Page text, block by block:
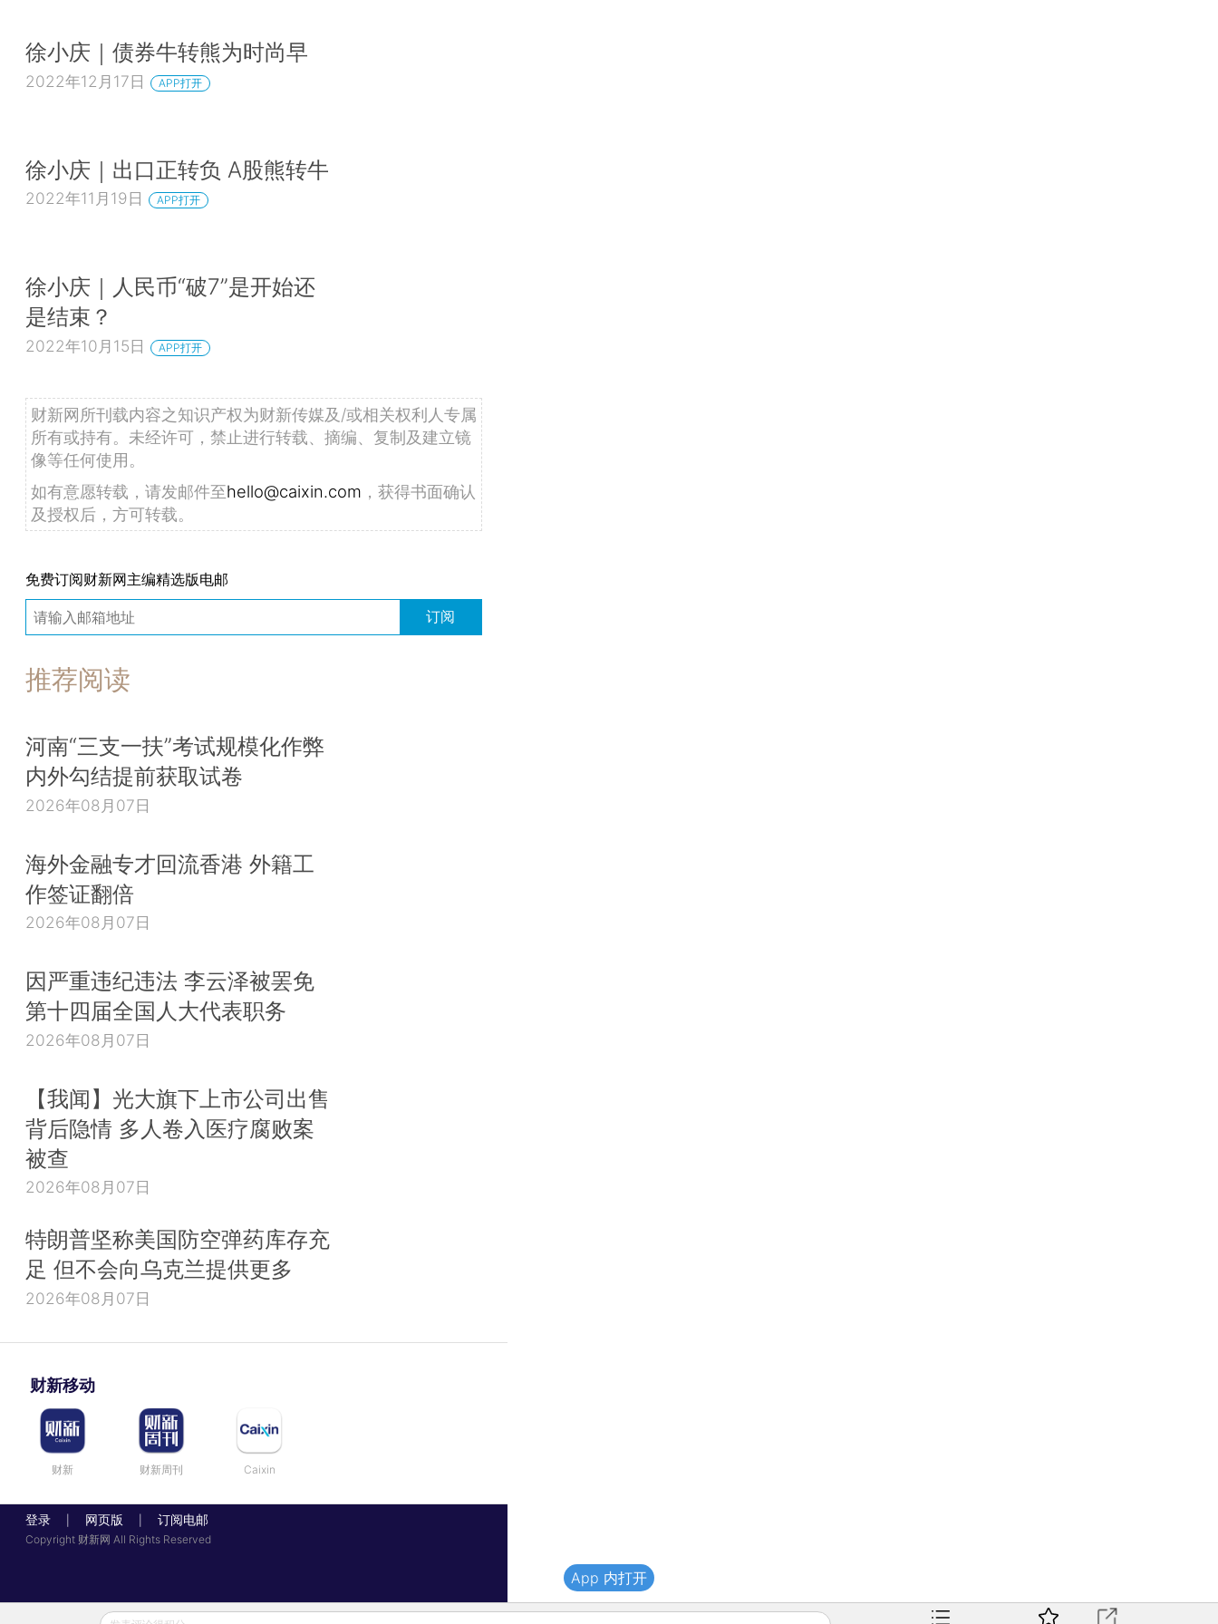
徐小庆｜债券牛转熊为时尚早
2022年12月17日 APP打开
徐小庆｜出口正转负 A股熊转牛
2022年11月19日 APP打开
徐小庆｜人民币“破7”是开始还
是结束？
2022年10月15日 APP打开
财新网所刊载内容之知识产权为财新传媒及/或相关权利人专属
所有或持有。未经许可，禁止进行转载、摘编、复制及建立镜
像等任何使用。
如有意愿转载，请发邮件至hello@caixin.com ，获得书面确认
及授权后，方可转载。
免费订阅财新网主编精选版电邮
订阅
推荐阅读
河南“三支一扶”考试规模化作弊
内外勾结提前获取试卷
2026年08月07日
海外金融专才回流香港 外籍工
作签证翻倍
2026年08月07日
因严重违纪违法 李云泽被罢免
第十四届全国人大代表职务
2026年08月07日
【我闻】光大旗下上市公司出售
背后隐情 多人卷入医疗腐败案
被查
2026年08月07日
特朗普坚称美国防空弹药库存充
足 但不会向乌克兰提供更多
2026年08月07日
财新移动
财新 财新周刊 Caixin
登录 网页版 订阅电邮
Copyright 财新网 All Rights Reserved
App 内打开